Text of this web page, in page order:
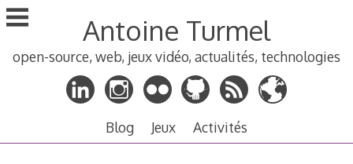
Aller
au
principal
Antoine Turmel
open-source, web, jeux vidéo, actualités, technologies
Blog Jeux Activités